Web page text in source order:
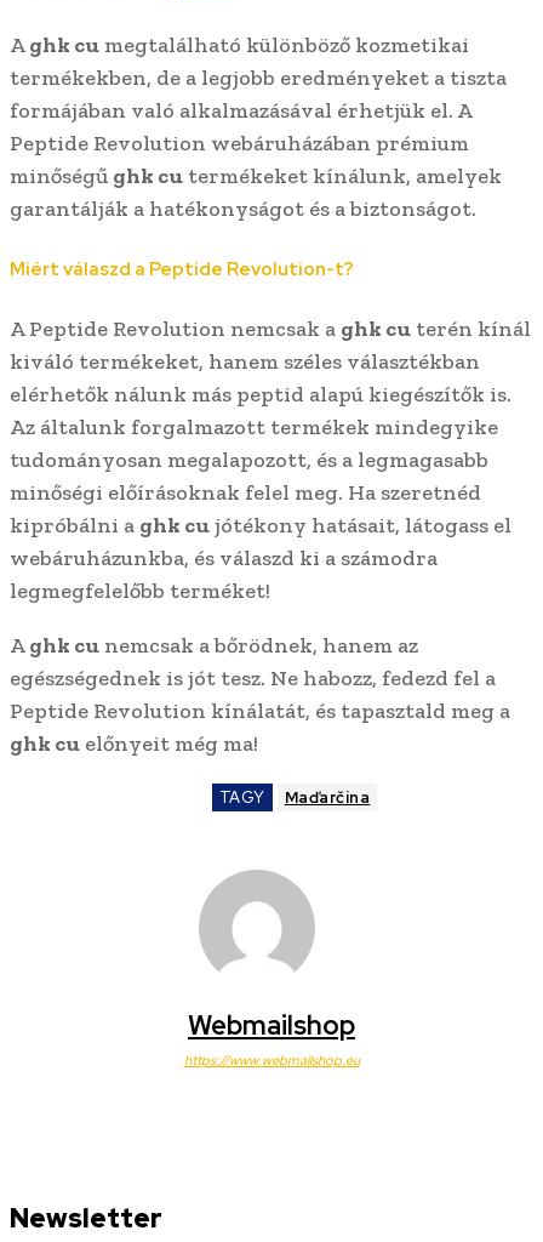
Aghk cu megtalálható különböző kozmetikai
termékekben, de a legjobb eredményeket a tiszta
formájában való alkalmazásával érhetjük el. A
Peptide Revolution webáruházában prémium
minőségű ghk cu termékeket kínálunk, amelyek
garantálják a hatékonyságot és a biztonságot.
Miért válaszd a Peptide Revolution-t?
A Peptide Revolution nemcsak a ghk cu terén kínál
kiváló termékeket, hanem széles választékban
elérhetők nálunk más peptid alapú kiegészítők is.
Az általunk forgalmazott termékek mindegyike
tudományosan megalapozott, és a legmagasabb
minőségi előírásoknak felel meg. Ha szeretnéd
kipróbálni a ghk cujótékony hatásait, látogass el
webáruházunkba, és válaszd ki a számodra
legmegfelelőbb terméket!
Aghk cu nemcsak a bőrödnek, hanem az
egészségednek is jót tesz. Ne habozz, fedezd fel a
Peptide Revolution kínálatát, és tapasztald meg a
ghk cu előnyeit még ma!
TAGY Maďarčina
Webmailshop
https://www.webmailshop.eu
Newsletter